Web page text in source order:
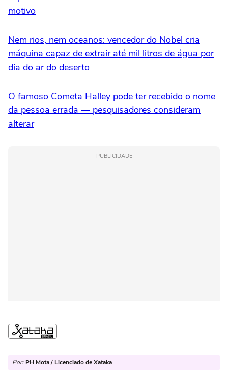
motivo
Nem rios, nem oceanos: vencedor do Nobel cria
máquina capaz de extrair até mil litros de água por
dia do ar do deserto
O famoso Cometa Halley pode ter recebido o nome
da pessoa errada — pesquisadores consideram
alterar
PUBLICIDADE
Por: PH Mota / Licenciado de Xataka